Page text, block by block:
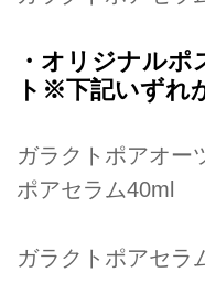
・オリジナル
ト※下記いずれ
ガラクトポアオー
ポアセラム40ml
ガラクトポアセラ